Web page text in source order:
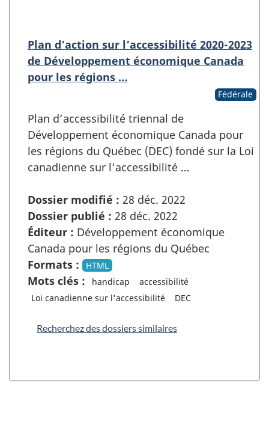
Plan d’action sur l’accessibilité 2020-2023
de Développement économique Canada
pour les régions …
Fédérale
Plan d’accessibilité triennal de
Développement économique Canada pour
les régions du Québec (DEC) fondé sur la Loi
canadienne sur l’accessibilité …
Dossier modifié : 28 déc. 2022
Dossier publié : 28 déc. 2022
Éditeur : Développement économique
Canada pour les régions du Québec
Formats :
HTML
Mots clés : handicap
accessibilité
Loi canadienne sur l'accessibilité
DEC
Recherchez des dossiers similaires